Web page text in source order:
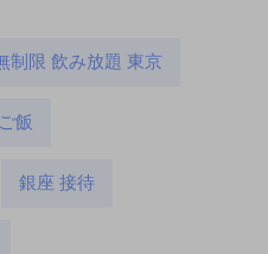
制限 飲み放題 東京
飯
銀座 接待